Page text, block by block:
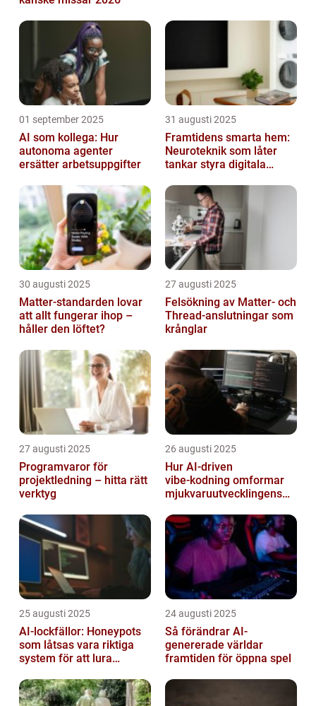
01 september 2025
AI som kollega: Hur
autonoma agenter
ersätter arbetsuppgifter
31 augusti 2025
Framtidens smarta hem:
Neuroteknik som låter
tankar styra digitala
30 augusti 2025
Matter-standarden lovar
att allt fungerar ihop –
håller den löftet?
27 augusti 2025
Felsökning av Matter‑ och
Thread‑anslutningar som
krånglar
27 augusti 2025
Programvaror för
projektledning – hitta rätt
verktyg
26 augusti 2025
Hur AI‑driven
vibe‑kodning omformar
mjukvaruutvecklingens
25 augusti 2025
AI-lockfällor: Honeypots
som låtsas vara riktiga
system för att lura
24 augusti 2025
Så förändrar AI-
genererade världar
framtiden för öppna spel